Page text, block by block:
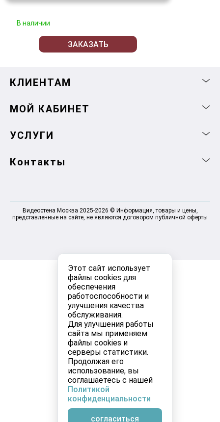
Этот сайт использует
файлы cookies для
обеспечения
работоспособности и
улучшения качества
обслуживания.
Для улучшения работы
сайта мы применяем
файлы cookies и
серверы статистики.
Продолжая его
использование, вы
соглашаетесь с нашей
Политикой
конфиденциальности
согласиться
В наличии
ЗАКАЗАТЬ
КЛИЕНТАМ
МОЙ КАБИНЕТ
УСЛУГИ
Контакты
Видеостена Москва 2025-2026 © Информация, товары и цены,
представленные на сайте, не являются договором публичной оферты